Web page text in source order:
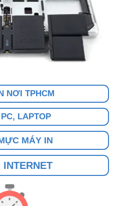
NƠI TPHCM
LAPTOP
MÁY IN